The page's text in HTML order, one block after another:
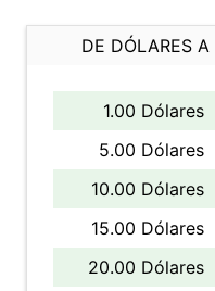
DE DÓLARES
1.00 Dólares
5.00 Dólares
10.00 Dólares
15.00 Dólares
20.00 Dólares